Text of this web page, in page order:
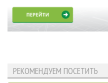
РЕКОМЕНДУЕМ ПОСЕТИТЬ